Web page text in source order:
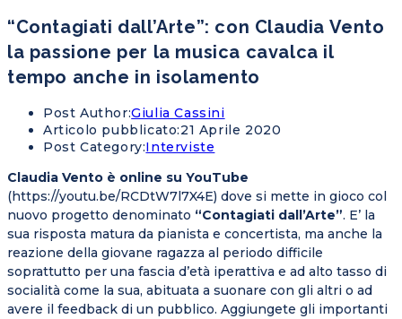
“Contagiati dall’Arte”: con Claudia Vento
la passione per la musica cavalca il
tempo anche in isolamento
Post Author:Giulia Cassini
Articolo pubblicato:21 Aprile 2020
Post Category:Interviste
Claudia Vento è online su YouTube
(https://youtu.be/RCDtW7l7X4E) dove si mette in gioco col
nuovo progetto denominato “Contagiati dall’Arte”. E’ la
sua risposta matura da pianista e concertista, ma anche la
reazione della giovane ragazza al periodo difficile
soprattutto per una fascia d’età iperattiva e ad alto tasso di
socialità come la sua, abituata a suonare con gli altri o ad
avere il feedback di un pubblico. Aggiungete gli importanti